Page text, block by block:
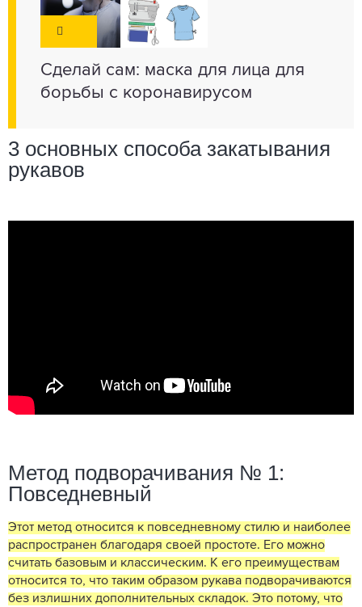
Сделай сам: маска для лица для
борьбы с коронавирусом
3 основных способа закатывания
рукавов
Метод подворачивания № 1:
Повседневный
Этот метод относится к повседневному стилю и наиболее
распространен благодаря своей простоте. Его можно
считать базовым и классическим. К его преимуществам
относится то, что таким образом рукава подворачиваются
без излишних дополнительных складок. Это потому, что